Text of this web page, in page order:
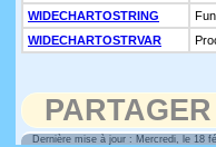
WIDECHARTOSTRING
WIDECHARTOSTRVAR
Dernière mise à jour : Mercredi, le 18